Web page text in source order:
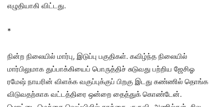
எழுதியாகி விட்டது.
*
நின்ற நிலையில் மார்பு, இடுப்பு பகுதிகள். கவிழ்ந்த நிலையில்
மார்பிலுமாக துப்பாக்கியைப் பொருத்திச் சுடுவது பற்றிய ஜேசிஓ
ரமேஷ் நாயரின் விளக்க வகுப்புக்குப் பிறகு இடது கண்ணில் தொங்க
விடுவதற்காக வட்டத்திரை ஒன்றை தைத்துக் கொண்டேன்.